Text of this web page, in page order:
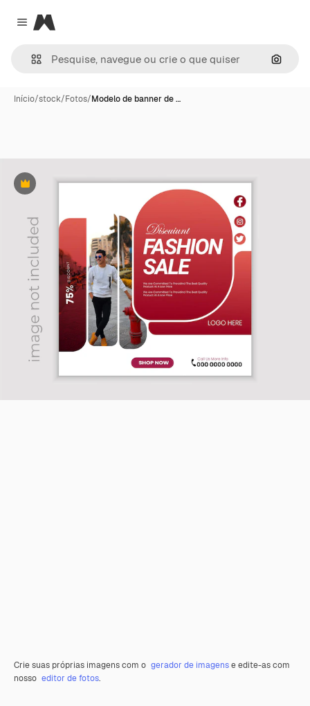
Close menu
Magnific
Início/stock/Fotos/Modelo de banner de …
Premium
Crie suas próprias imagens com o gerador de imagense edite-as com
nosso editor de fotos.